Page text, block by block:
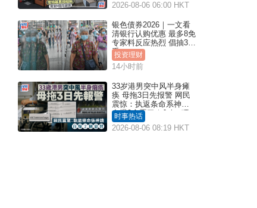
2026-08-06 06:00 HKT
银色债券2026｜一文看
清银行认购优惠 最多8免
专家料反应热烈 倡抽30
手
投资理财
14小时前
33岁港男突中风半身瘫
痪 母拖3日先报警 网民
震惊：执返条命系神迹
自爆2个恶习｜Juicy叮
时事热话
2026-08-06 08:19 HKT